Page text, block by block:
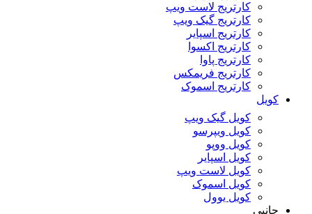
کارتریج لاست ویپ
کارتریج گیک ویپ
کارتریج اسپایر
کارتریج اکسوا
کارتریج پاوا
کارتریج فریمکس
کارتریج اسموک
کویل
کویل گیک ویپ
کویل ویپرسو
کویل ووپو
کویل اسپایر
کویل لاست ویپ
کویل اسموک
کویل یوول
جانبی